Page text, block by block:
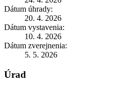
Dátum úhrady:
20. 4. 2026
Dátum vystavenia:
10. 4. 2026
Dátum zverejnenia:
5. 5. 2026
Úrad